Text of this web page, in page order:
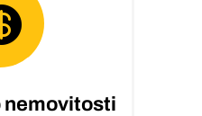
nemovitosti